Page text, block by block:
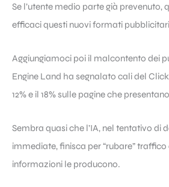
Se l’utente medio parte già prevenuto,
efficaci questi nuovi formati
Aggiungiamoci poi il malcontento dei
Engine Land ha segnalato cali del
12% e il 18% sulle pagine che
Sembra quasi che l’IA, nel tentativo di
immediate, finisca per “rubare”
informazioni le producono.